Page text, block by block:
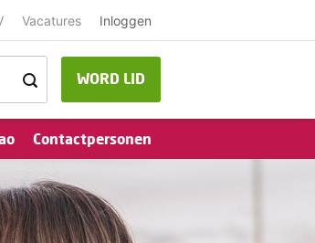
Vacatures Inloggen
WORD LID
Contactpersonen